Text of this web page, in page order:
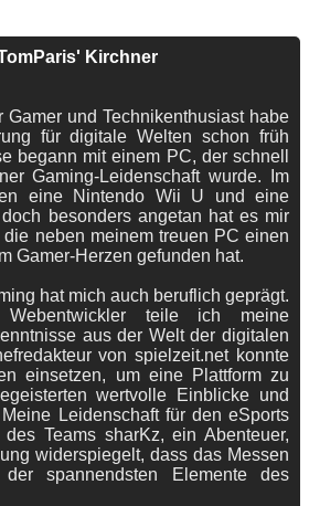
Kirchner
und Technikenthusiast habe
für digitale Welten schon früh
begann mit einem PC, der schnell
Gaming-Leidenschaft wurde. Im
eine Nintendo Wii U und eine
besonders angetan hat es mir
neben meinem treuen PC einen
Gamer-Herzen gefunden hat.
hat mich auch beruflich geprägt.
teile ich meine
aus der Welt der digitalen
von spielzeit.net konnte
einsetzen, um eine Plattform zu
wertvolle Einblicke und
Meine Leidenschaft für den eSports
Teams sharKz, ein Abenteuer,
widerspiegelt, dass das Messen
spannendsten Elemente des